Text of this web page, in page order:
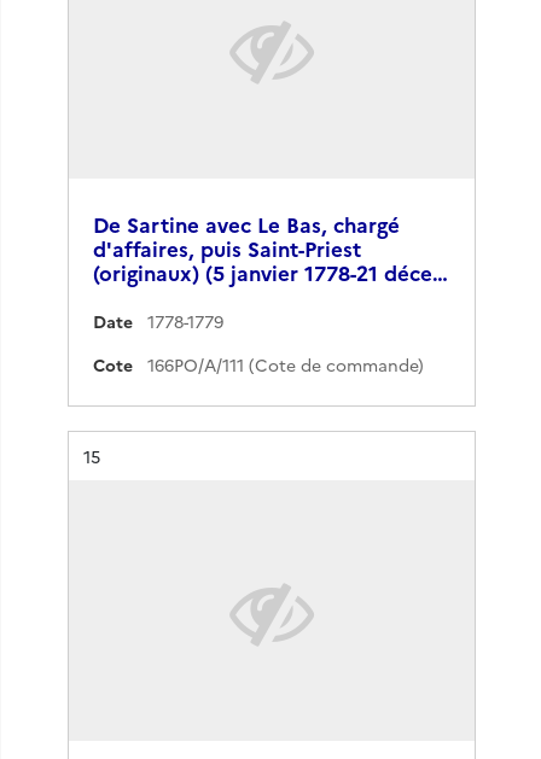
De Sartine avec Le Bas, chargé
d'affaires, puis Saint-Priest
(originaux) (5 janvier 1778-21 déce…
Date
1778-1779
Cote
166PO/A/111 (Cote de commande)
Résultat n°
15